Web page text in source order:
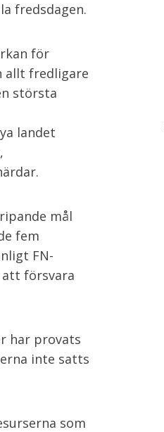
fredsdagen.
för
allt fredligare
största
landet
mål
fem
FN-
försvara
har provats
inte satts
som